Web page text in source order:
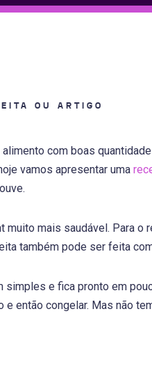
OU ARTIGO
com boas
vamos apresentar uma
mais saudável. Para o
também pode ser feita
e fica pronto em
então congelar. Mas não